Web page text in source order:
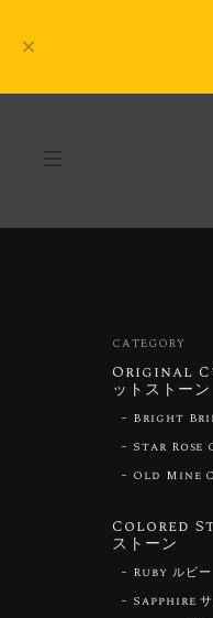
CATEGORY
Original
ットストーン
Bright
Star Rose
Old Mine
Colored
ストーン
Ruby ルビー
Sapphire サ